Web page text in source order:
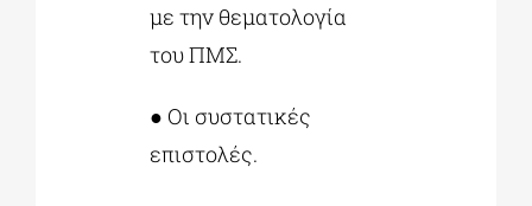
με την θεματολογία
του ΠΜΣ.
● Οι συστατικές
επιστολές.